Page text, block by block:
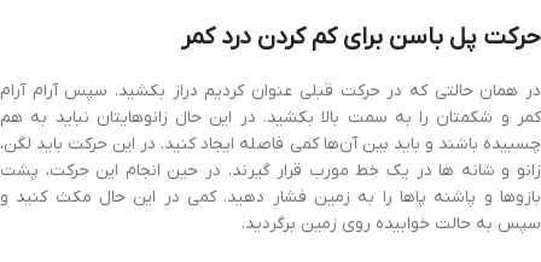
حرکت پل باسن برای کم کردن درد کمر
در همان حالتی که در حرکت قبلی عنوان کردیم دراز بکشید. سپس آرام آرام
کمر و شکمتان را به سمت بالا بکشید. در این حال زانوهایتان نباید به هم
چسبیده باشند و باید بین آن‌ها کمی فاصله ایجاد کنید. در این حرکت باید لگن،
زانو و شانه ها در یک خط مورب قرار گیرند. در حین انجام این حرکت، پشت
بازوها و پاشنه پاها را به زمین فشار دهید. کمی در این حال مکث کنید و
سپس به حالت خوابیده روی زمین برگردید.